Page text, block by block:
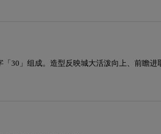
30」组成。造型反映城大活泼向上、前瞻